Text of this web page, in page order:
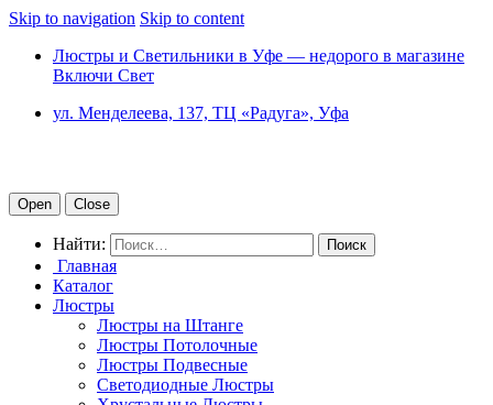
Skip to navigation Skip to content
Люстры и Светильники в Уфе — недорого в магазине
Включи Свет
ул. Менделеева, 137, ТЦ «Радуга», Уфа
Open Close
Найти:
Главная
Каталог
Люстры
Люстры на Штанге
Люстры Потолочные
Люстры Подвесные
Светодиодные Люстры